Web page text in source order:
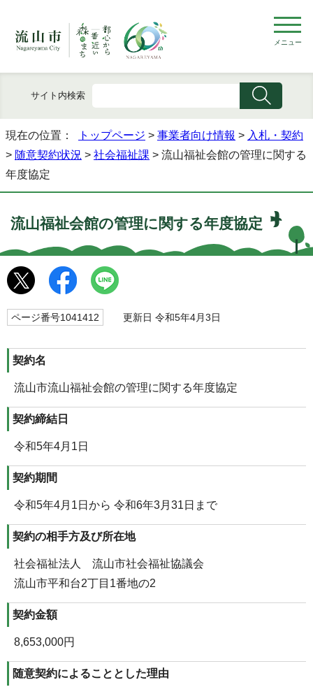
メニュー
サイト内検索
現在の位置： トップページ > 事業者向け情報 > 入札・契約
> 随意契約状況 > 社会福祉課 > 流山福祉会館の管理に関する
年度協定
流山福祉会館の管理に関する年度協定
ページ番号1041412 更新日 令和5年4月3日
契約名
流山市流山福祉会館の管理に関する年度協定
契約締結日
令和5年4月1日
契約期間
令和5年4月1日から 令和6年3月31日まで
契約の相手方及び所在地
社会福祉法人 流山市社会福祉協議会
流山市平和台2丁目1番地の2
契約金額
8,653,000円
随意契約によることとした理由